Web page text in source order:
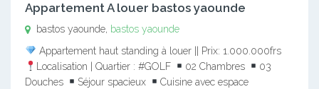
Appartement A louer bastos yaounde
bastos yaounde, bastos yaounde
Appartement haut standing à louer || Prix: 1.000.000frs
Localisation | Quartier : #GOLF
02 Chambres
03
Douches
Séjour spacieux
Cuisine avec espace